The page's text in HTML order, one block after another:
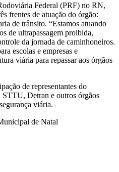
Federal (PRF) no RN,
frentes de atuação do órgão:
de trânsito. “Estamos atuando
de ultrapassagem proibida,
da jornada de caminhoneiros.
escolas e empresas e
viária para repassar aos órgãos
de representantes do
Detran e outros órgãos
viária.
de Natal